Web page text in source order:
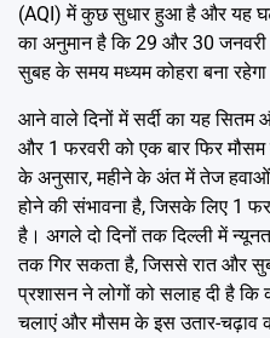
(AQI) में कुछ सुधार हुआ है और यह
का अनुमान है कि 29 और 30
सुबह के समय मध्यम कोहरा बना
आने वाले दिनों में सर्दी का यह
और 1 फरवरी को एक बार फिर
के अनुसार, महीने के अंत में तेज
होने की संभावना है, जिसके लिए 1
है। अगले दो दिनों तक दिल्ली में
तक गिर सकता है, जिससे रात और
प्रशासन ने लोगों को सलाह दी है कि
चलाएं और मौसम के इस उतार-चढ़ाव